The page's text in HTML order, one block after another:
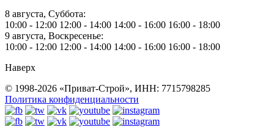
8 августа, Суббота:
10:00 - 12:00 12:00 - 14:00 14:00 - 16:00 16:00 - 18:00
9 августа, Воскресенье:
10:00 - 12:00 12:00 - 14:00 14:00 - 16:00 16:00 - 18:00
Наверх
© 1998-2026 «Приват-Строй», ИНН: 7715798285
Политика конфиденциальности